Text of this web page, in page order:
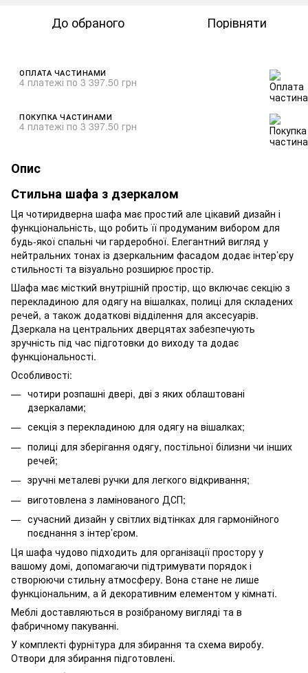
До обраного Порівняти
ОПЛАТА ЧАСТИНАМИ
4 платежі по 3 397.50 грн
ПОКУПКА ЧАСТИНАМИ
4 платежі по 3 397.50 грн
Опис
Стильна шафа з дзеркалом
Ця чотиридверна шафа має простий але цікавий дизайн і
функціональність, що робить її продуманим вибором для
будь-якої спальні чи гардеробної. Елегантний вигляд у
нейтральних тонах із дзеркальним фасадом додає інтер’єру
стильності та візуально розширює простір.
Шафа має місткий внутрішній простір, що включає секцію з
перекладиною для одягу на вішалках, полиці для складених
речей, а також додаткові відділення для аксесуарів.
Дзеркала на центральних дверцятах забезпечують
зручність під час підготовки до виходу та додає
функціональності.
Особливості:
чотири розпашні двері, дві з яких облаштовані
дзеркалами;
секція з перекладиною для одягу на вішалках;
полиці для зберігання одягу, постільної білизни чи інших
речей;
зручні металеві ручки для легкого відкривання;
виготовлена з ламінованого ДСП;
сучасний дизайн у світлих відтінках для гармонійного
поєднання з інтер’єром.
Ця шафа чудово підходить для організації простору у
вашому домі, допомагаючи підтримувати порядок і
створюючи стильну атмосферу. Вона стане не лише
функціональним, а й декоративним елементом у кімнаті.
Меблі доставляються в розібраному вигляді та в
фабричному пакуванні.
У комплекті фурнітура для збирання та схема виробу.
Отвори для збирання підготовлені.